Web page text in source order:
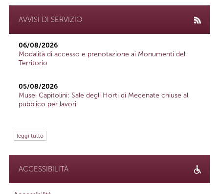
AVVISI DI SERVIZIO
06/08/2026
Modalità di accesso e prenotazione ai Monumenti del
Territorio
05/08/2026
Musei Capitolini: Sale degli Horti di Mecenate chiuse al
pubblico per lavori
leggi tutto
ACCESSIBILITÀ